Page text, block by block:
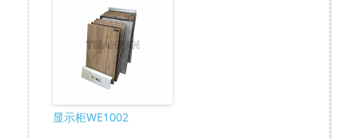
显示柜WE1002